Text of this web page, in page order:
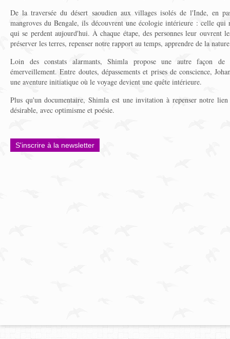
De la traversée du désert saoudien aux villages isolés de l'Inde, en
mangroves du Bengale, ils découvrent une écologie intérieure : celle qui
qui se perdent aujourd'hui. À chaque étape, des personnes leur ouvrent
préserver les terres, repenser notre rapport au temps, apprendre de la
Loin des constats alarmants, Shimla propose une autre façon
émerveillement. Entre doutes, dépassements et prises de conscience,
une aventure initiatique où le voyage devient une quête intérieure.
Plus qu'un documentaire, Shimla est une invitation à repenser notre
désirable, avec optimisme et poésie.
S'inscrire à la newsletter